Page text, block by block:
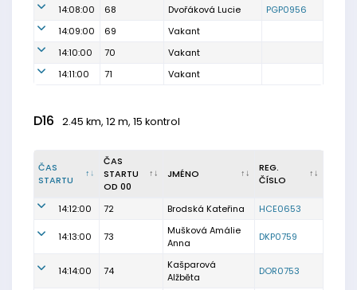
14:08:00
68 Dvořáková Lucie
PGP0956
14:09:00
69
Vakant
14:10:00
70
Vakant
14:11:00
71 Vakant
D16 2.45 km, 12 m, 15 kontrol
ČAS
STARTU
ČAS
STARTU
OD 00
JMÉNO
REG.
ČÍSLO
14:12:00 72 Brodská Kateřina HCE0653
14:13:00 73
Mušková Amálie
Anna
DKP0759
14:14:00 74
Kašparová
Alžběta
DOR0753